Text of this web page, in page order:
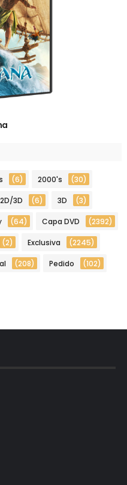
(6) 2000's (30)
2D/3D (6) 3D (3)
(64) Capa DVD (2392)
(2) Exclusiva (2245)
(208) Pedido (102)